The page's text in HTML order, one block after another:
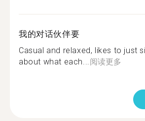
我的对话伙伴要
Casual and relaxed, likes to just
about what each...阅读更多